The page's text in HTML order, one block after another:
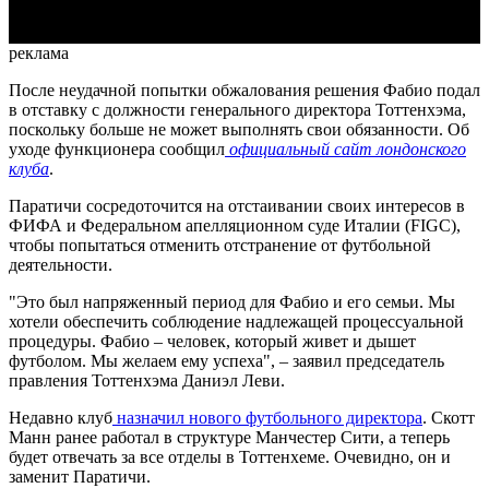
реклама
После неудачной попытки обжалования решения Фабио подал
в отставку с должности генерального директора Тоттенхэма,
поскольку больше не может выполнять свои обязанности. Об
уходе функционера сообщил официальный сайт лондонского
клуба.
Паратичи сосредоточится на отстаивании своих интересов в
ФИФА и Федеральном апелляционном суде Италии (FIGC),
чтобы попытаться отменить отстранение от футбольной
деятельности.
"Это был напряженный период для Фабио и его семьи. Мы
хотели обеспечить соблюдение надлежащей процессуальной
процедуры. Фабио – человек, который живет и дышет
футболом. Мы желаем ему успеха", – заявил председатель
правления Тоттенхэма Даниэл Леви.
Недавно клуб назначил нового футбольного директора. Скотт
Манн ранее работал в структуре Манчестер Сити, а теперь
будет отвечать за все отделы в Тоттенхеме. Очевидно, он и
заменит Паратичи.